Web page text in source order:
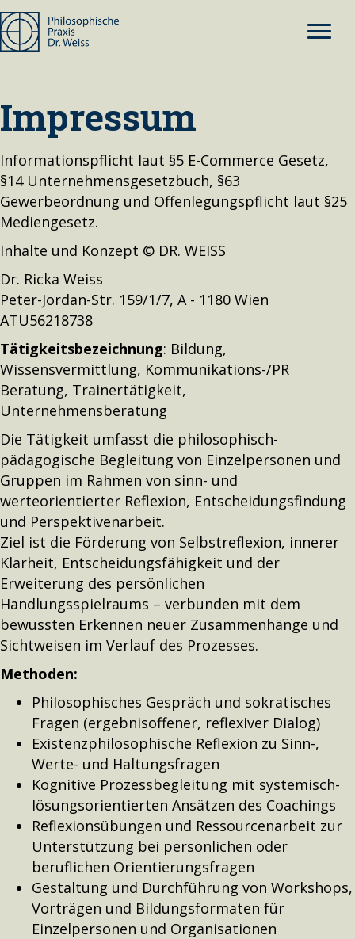
Impressum
Informationspflicht laut §5 E-Commerce Gesetz,
§14 Unternehmensgesetzbuch, §63
Gewerbeordnung und Offenlegungspflicht laut §25
Mediengesetz.
Inhalte und Konzept © DR. WEISS
Dr. Ricka Weiss
Peter-Jordan-Str. 159/1/7, A - 1180 Wien
ATU56218738
Tätigkeitsbezeichnung: Bildung,
Wissensvermittlung, Kommunikations-/PR
Beratung, Trainertätigkeit,
Unternehmensberatung
Die Tätigkeit umfasst die philosophisch-
pädagogische Begleitung von Einzelpersonen und
Gruppen im Rahmen von sinn- und
werteorientierter Reflexion, Entscheidungsfindung
und Perspektivenarbeit.
Ziel ist die Förderung von Selbstreflexion, innerer
Klarheit, Entscheidungsfähigkeit und der
Erweiterung des persönlichen
Handlungsspielraums – verbunden mit dem
bewussten Erkennen neuer Zusammenhänge und
Sichtweisen im Verlauf des Prozesses.
Methoden:
Philosophisches Gespräch und sokratisches
Fragen (ergebnisoffener, reflexiver Dialog)
Existenzphilosophische Reflexion zu Sinn-,
Werte- und Haltungsfragen
Kognitive Prozessbegleitung mit systemisch-
lösungsorientierten Ansätzen des Coachings
Reflexionsübungen und Ressourcenarbeit zur
Unterstützung bei persönlichen oder
beruflichen Orientierungsfragen
Gestaltung und Durchführung von Workshops,
Vorträgen und Bildungsformaten für
Einzelpersonen und Organisationen